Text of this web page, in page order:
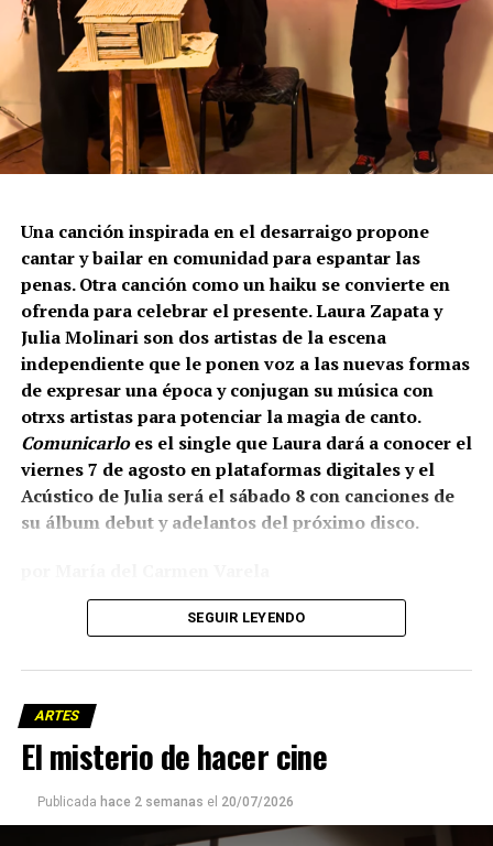
Una canción inspirada en el desarraigo propone
cantar y bailar en comunidad para espantar las
penas. Otra canción como un haiku se convierte en
ofrenda para celebrar el presente. Laura Zapata y
Julia Molinari son dos artistas de la escena
independiente que le ponen voz a las nuevas formas
de expresar una época y conjugan su música con
otrxs artistas para potenciar la magia de canto.
Comunicarloes el single que Laura dará a conocer el
viernes 7 de agosto en plataformas digitales y el
Acústico de Julia será el sábado 8 con canciones de
su álbum debut y adelantos del próximo disco.
Laura Zapata: Espantar el mal
El viernes 7 de agosto estará disponible en plataformas
el álbum de estudio de Big Mama Laboratorio –la
propuesta musical de Laura Zapata con 15 años de
trayectoria– y la participación de Kndelah, Uxia
Hochstein, Jinetes del mal flash, con producción de
Hernán Bruckner (Árbol). El disco invita a escuchar un
SEGUIR LEYENDO
ARTES
El misterio de hacer cine
Publicada hace 2 semanas el 20/07/2026